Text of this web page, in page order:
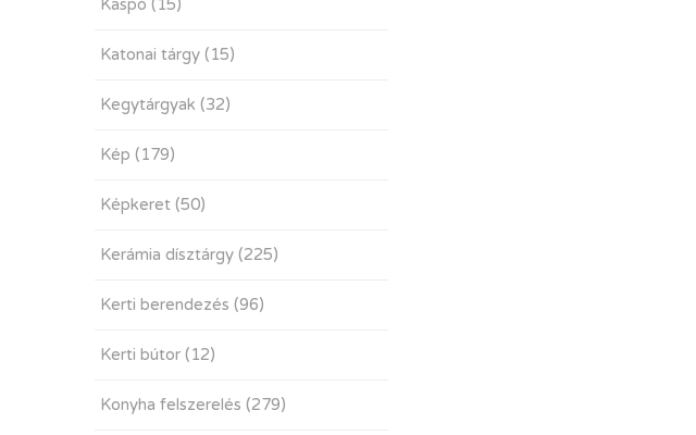
Kaspó (15)
Katonai tárgy (15)
Kegytárgyak (32)
Kép (179)
Képkeret (50)
Kerámia dísztárgy (225)
Kerti berendezés (96)
Kerti bútor (12)
Konyha felszerelés (279)